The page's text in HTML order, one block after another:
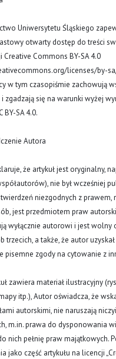
Uniwersytetu Śląskiego
otwarty dostęp do treści
Creative Commons BY-SA 4.0
licenses/by-
w tym czasopiśmie zachowują
zgadzają się na warunki wyżej
BY-SA 4.0.
Autora
że artykuł jest oryginalny,
nie był wcześniej
niezgodnych z prawem,
jest przedmiotem praw
wyłącznie autorowi i jest wolny
trzecich, a także, że autor
pisemne zgody na cytowanie z
zawiera materiał ilustracyjny
itp.), Autor oświadcza, że
autorskimi, nie naruszają
m.in. prawa do dysponowania
nich pełnię praw majątkowych.
jako część artykułu na licencji